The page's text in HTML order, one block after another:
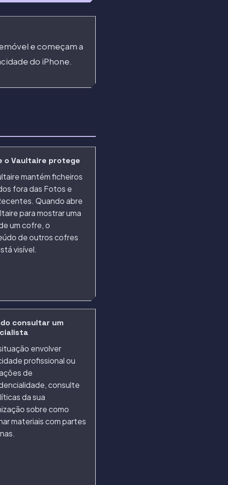
e começam a
do iPhone.
o Vaultaire protege
mantém ficheiros
fora das Fotos e
Quando abre
para mostrar uma
um cofre, o
de outros cofres
visível.
consultar um
envolver
profissional ou
de
consulte
da sua
sobre como
materiais com partes